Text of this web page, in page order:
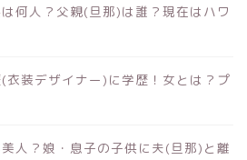
何人？父親(旦那)は誰？現在はハワ
衣装デザイナー)に学歴！女とは？プ
人？娘・息子の子供に夫(旦那)と離